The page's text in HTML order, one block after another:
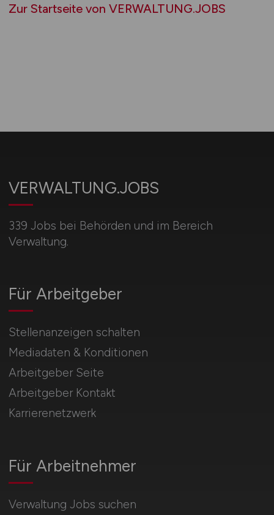
Zur Startseite von VERWALTUNG.JOBS
VERWALTUNG.JOBS
339 Jobs bei Behörden und im Bereich
Verwaltung.
Für Arbeitnehmer
Verwaltung Jobs suchen
Für Arbeitgeber
Stellenanzeigen schalten
Mediadaten & Konditionen
Arbeitgeber Seite
Arbeitgeber Kontakt
Karrierenetzwerk